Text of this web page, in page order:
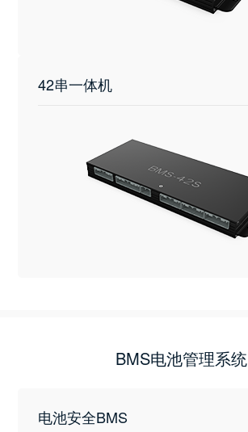
42串一体机
BMS电池管理系统
电池安全BMS